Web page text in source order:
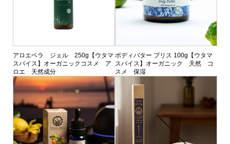
アロエベラ ジェル 250g【ウタマ
スパイス】オーガニックコスメ ア
ロエ 天然成分
ボディバター ブリス 100g【ウタマ
スパイス】オーガニック 天然 コ
スメ 保湿